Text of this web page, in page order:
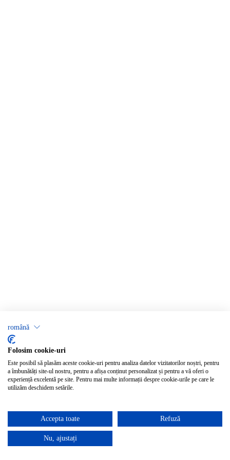
română
Folosim cookie-uri
Este posibil să plasăm aceste cookie-uri pentru analiza datelor vizitatorilor noștri, pentru
a îmbunătăți site-ul nostru, pentru a afișa conținut personalizat și pentru a vă oferi o
experiență excelentă pe site. Pentru mai multe informații despre cookie-urile pe care le
utilizăm deschidem setările.
Accepta toate Refuză
Nu, ajustați